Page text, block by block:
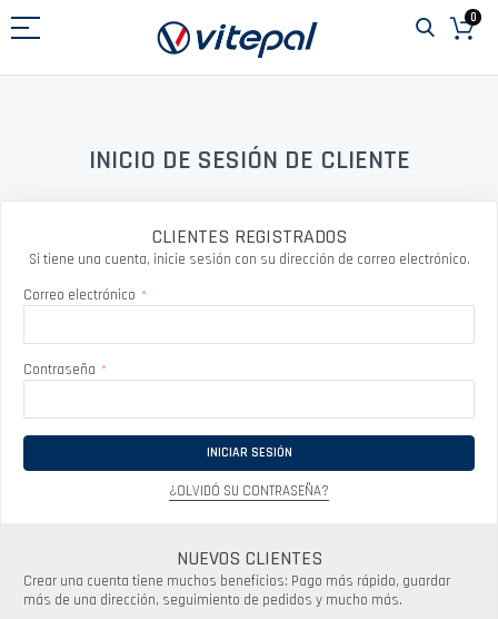
al
0
INICIO DE SESIÓN DE CLIENTE
CLIENTES REGISTRADOS
Si tiene una cuenta, inicie sesión con su dirección de correo electrónico.
Correo electrónico
Contraseña
INICIAR SESIÓN
¿OLVIDÓ SU CONTRASEÑA?
NUEVOS CLIENTES
Crear una cuenta tiene muchos beneficios: Pago más rápido, guardar
más de una dirección, seguimiento de pedidos y mucho más.